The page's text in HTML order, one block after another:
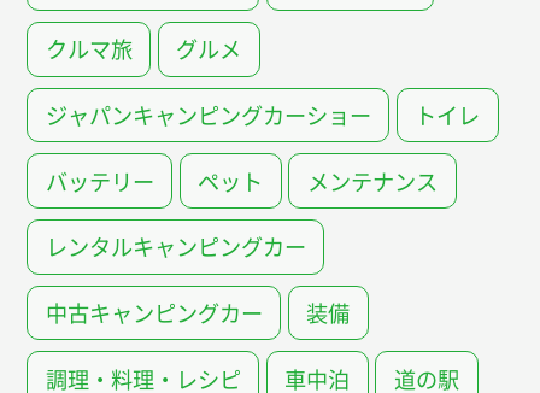
クルマ旅 グルメ
ジャパンキャンピングカーショー トイレ
バッテリー ペット メンテナンス
レンタルキャンピングカー
中古キャンピングカー 装備
調理・料理・レシピ 車中泊 道の駅